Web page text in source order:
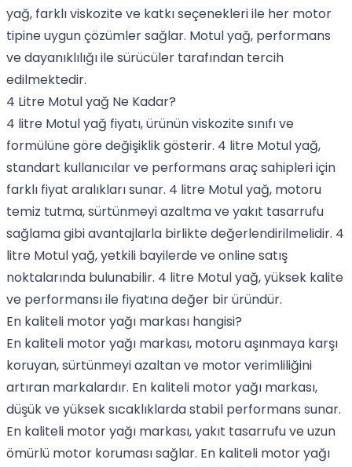
yağ, farklı viskozite ve katkı seçenekleri ile her motor
tipine uygun çözümler sağlar. Motul yağ, performans
ve dayanıklılığı ile sürücüler tarafından tercih
edilmektedir.
4 Litre Motul yağ Ne Kadar?
4 litre Motul yağ fiyatı, ürünün viskozite sınıfı ve
formülüne göre değişiklik gösterir. 4 litre Motul yağ,
standart kullanıcılar ve performans araç sahipleri için
farklı fiyat aralıkları sunar. 4 litre Motul yağ, motoru
temiz tutma, sürtünmeyi azaltma ve yakıt tasarrufu
sağlama gibi avantajlarla birlikte değerlendirilmelidir. 4
litre Motul yağ, yetkili bayilerde ve online satış
noktalarında bulunabilir. 4 litre Motul yağ, yüksek kalite
ve performansı ile fiyatına değer bir üründür.
En kaliteli motor yağı markası hangisi?
En kaliteli motor yağı markası, motoru aşınmaya karşı
koruyan, sürtünmeyi azaltan ve motor verimliliğini
artıran markalardır. En kaliteli motor yağı markası,
düşük ve yüksek sıcaklıklarda stabil performans sunar.
En kaliteli motor yağı markası, yakıt tasarrufu ve uzun
ömürlü motor koruması sağlar. En kaliteli motor yağı